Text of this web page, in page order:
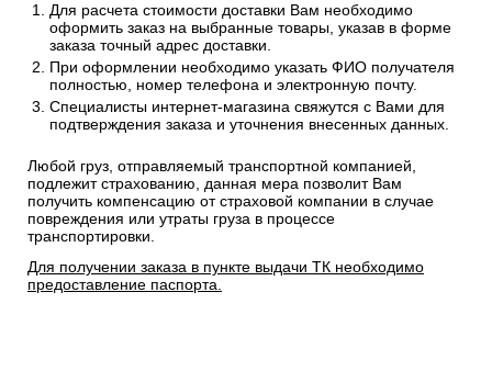
Для расчета стоимости доставки Вам необходимо
оформить заказ на выбранные товары, указав в форме
заказа точный адрес доставки.
При оформлении необходимо указать ФИО получателя
полностью, номер телефона и электронную почту.
Специалисты интернет-магазина свяжутся с Вами для
подтверждения заказа и уточнения внесенных данных.
Любой груз, отправляемый транспортной компанией,
подлежит страхованию, данная мера позволит Вам
получить компенсацию от страховой компании в случае
повреждения или утраты груза в процессе
транспортировки.
Для получении заказа в пункте выдачи ТК необходимо
предоставление паспорта.